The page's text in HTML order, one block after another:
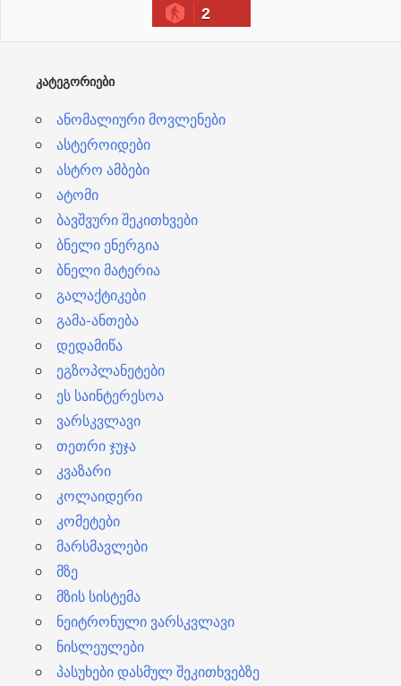
2
ᲙᲐᲢᲔᲒᲝᲠᲘᲔᲑᲘ
ანომალიური მოვლენები
ასტეროიდები
ასტრო ამბები
ატომი
ბავშვური შეკითხვები
ბნელი ენერგია
ბნელი მატერია
გალაქტიკები
გამა-ანთება
დედამიწა
ეგზოპლანეტები
ეს საინტერესოა
ვარსკვლავი
თეთრი ჯუჯა
კვაზარი
კოლაიდერი
კომეტები
მარსმავლები
მზე
მზის სისტემა
ნეიტრონული ვარსკვლავი
ნისლეულები
პასუხები დასმულ შეკითხვებზე